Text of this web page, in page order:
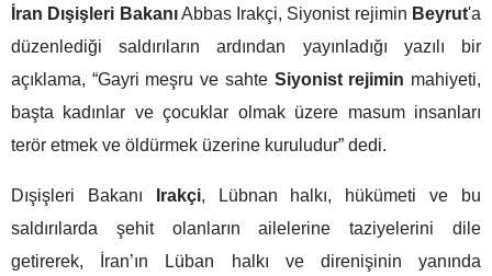
İran Dışişleri BakanıAbbas Irakçi, Siyonist rejimin Beyrut'a
düzenlediği saldırıların ardından yayınladığı yazılı bir
açıklama, “Gayri meşru ve sahte Siyonist rejimin mahiyeti,
başta kadınlar ve çocuklar olmak üzere masum insanları
terör etmek ve öldürmek üzerine kuruludur” dedi.
Dışişleri Bakanı Irakçi, Lübnan halkı, hükümeti ve bu
saldırılarda şehit olanların ailelerine taziyelerini dile
getirerek, İran’ın Lüban halkı ve direnişinin yanında